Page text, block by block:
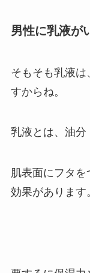
男性に乳液が
そもそも乳液は
すからね。
乳液とは、油分
肌表面にフタを
効果があります